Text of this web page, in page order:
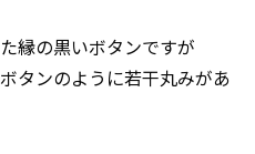
縁の黒いボタンですが
タンのように若干丸みがあ